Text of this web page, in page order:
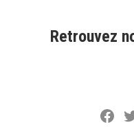
Retrouvez